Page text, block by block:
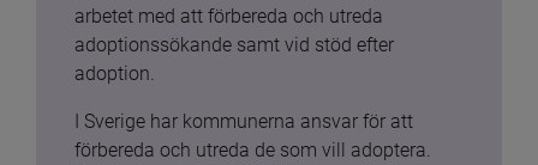
arbetet med att förbereda och utreda
adoptionssökande samt vid stöd efter
adoption.
I Sverige har kommunerna ansvar för att
förbereda och utreda de som vill adoptera.